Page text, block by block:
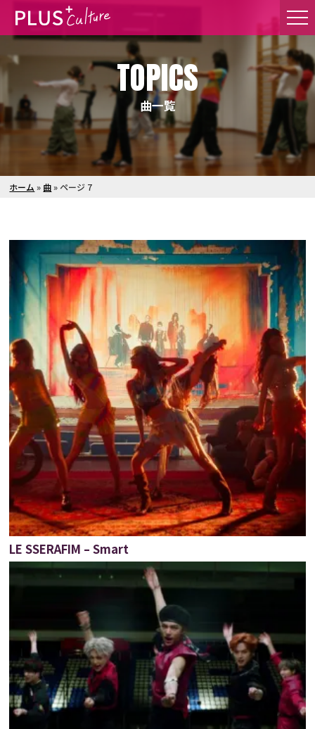
TOPICS
曲一覧
ホーム » 曲» ページ 7
LE SSERAFIM – Smart